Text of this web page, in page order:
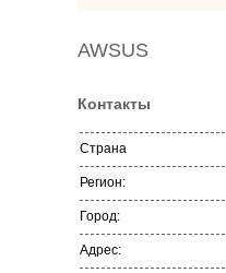
AWSUS
Контакты
Страна
Регион:
Город:
Адрес: